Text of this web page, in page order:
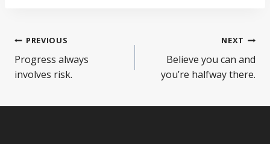
PREVIOUS
Progress always
involves risk.
NEXT
Believe you can and
you’re halfway there.